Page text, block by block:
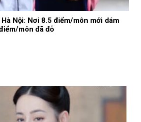
Nội: Nơi 8.5 điểm/môn mới dám
môn đã đỗ